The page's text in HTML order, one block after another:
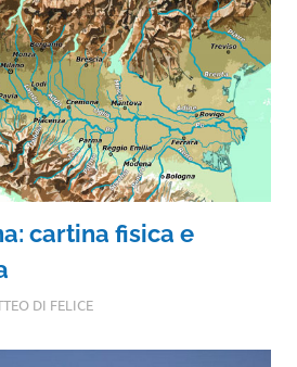
cartina fisica e
DI FELICE